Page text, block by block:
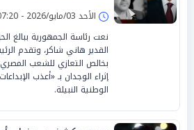
الأحد 03/مايو/2026 - 07:20 م
نعت رئاسة الجمهورية ببالغ
القدير هاني شاكر، وتقدم
بخالص التعازي للشعب
إثراء الوجدان بـ «أعذب
الوطنية النبيلة.